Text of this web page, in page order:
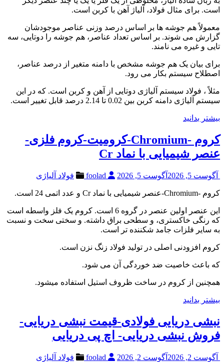
است. برای مثال فولاد، آلیاژ آهن با کربن است.
معمولاً هم جوشه ها بر اساس درصد وزنی عناصر موجودشان
گزارش می شوند. بر اساس تعداد عناصر، هم جوشه را دوتایی، سه
تایی و غیره می نامند.
برای بیان یک هم جوشه مشخص با دامنه متغیر از درصد عناصر،
اصطلاح سیستم بکار می رود.
مثلاً ، فولاد سیستم آلیاژی دوتایی از آهن و کربن است. که در این
سیستم آلیاژی دامنه کربن بین 0.02 تا 2.14 درصد قابل تغییر است.
بیشتر بدانید
کروم -Chromium-کرومیت-کروم فلزی-
عنصر شیمیایی با نماد Cr
آگوست 5, 2026 آگوست 5, 2026 فولاد آلیاژی
کروم -Chromium-عنصر شیمیایی با نماد Cr و عدد اتمی 24 است.
این عنصر اولین عنصر در گروه 6 است. کروم یک فلز واسطه است
که رنگی خاکستری، و سطحی براق داشته. و سختی سخت و نسبت
به سایر فلزات جامد شکننده تر است.
کروم افزودنی اصلی در تولید فولاد زنگ نزن است.
که باعث خاصیت ضد خوردگی آن می شود.
همچنین از کروم در ساخت ظروف استیل استفاده میشود.
بیشتر بدانید
نبشی دریایی فولادی-قیمت نبشی دریایی-
فروش نبشی دریایی- اچ پی دریایی
آگوست 2, 2026 آگوست 2, 2026 فولاد آلیاژی